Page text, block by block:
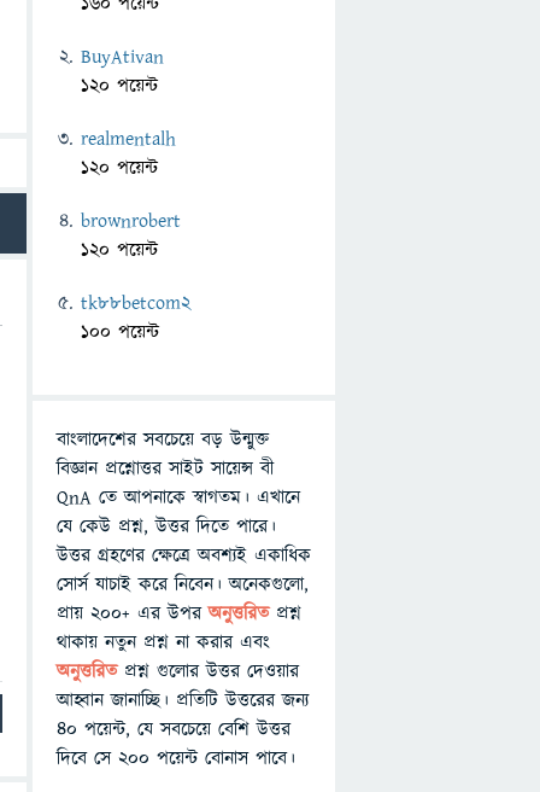
BuyAtivan
120 পয়েন্ট
realmentalh
120 পয়েন্ট
brownrobert
120 পয়েন্ট
tk88betcom2
100 পয়েন্ট
বাংলাদেশের সবচেয়ে বড় উন্মুক্ত
বিজ্ঞান প্রশ্নোত্তর সাইট সায়েন্স বী
QnA তে আপনাকে স্বাগতম। এখানে
যে কেউ প্রশ্ন, উত্তর দিতে পারে।
উত্তর গ্রহণের ক্ষেত্রে অবশ্যই একাধিক
সোর্স যাচাই করে নিবেন। অনেকগুলো,
প্রায় ২০০+ এর উপরঅনুত্তরিতপ্রশ্ন
থাকায় নতুন প্রশ্ন না করার এবং
অনুত্তরিত প্রশ্ন গুলোর উত্তর দেওয়ার
আহ্বান জানাচ্ছি। প্রতিটি উত্তরের জন্য
৪০ পয়েন্ট, যে সবচেয়ে বেশি উত্তর
দিবে সে ২০০ পয়েন্ট বোনাস পাবে।